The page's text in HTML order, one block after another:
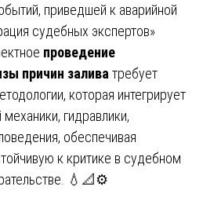
приведшей к аварийной
судебных экспертов»
проведение
причин залива требует
которая интегрирует
гидравлики,
обеспечивая
к критике в судебном
💧📐⚙️